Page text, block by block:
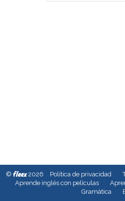
© fleex2026 Política de privacidad
Aprende inglés con películas
Gramàtica